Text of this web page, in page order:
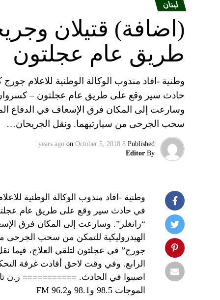
لبنان
(اضافة) قتيلان
طريق عام عجلتون
حادث سير وقع على طريق عام عجلتون – كسروان
وسارعت إلى المكان فرق الإسعاف في الدفاع
سحب الجرحى من سيارتيهما. ونقل الجريحان…
Published
8 years ago
on October 5, 2018
By
Editor
في حادث سير وقع على طريق عام
“رانغلر”. وسارعت إلى المكان فرق
الهيدروليكية للتمكن من سحب
جورج” في عجلتون لتلقي العلاج، فيما
الرابع. وفي وقت لاحق أفادت غرفة
اصيبوا في الحادث. =========== ر.ن
الموجات 98.5 و98.1 و96.2 FM